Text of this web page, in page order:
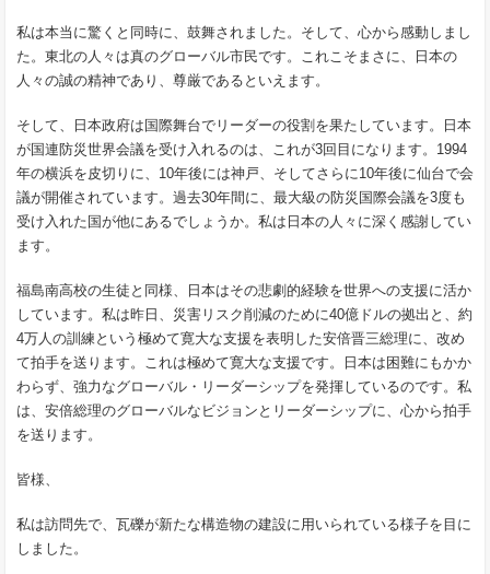
私は本当に驚くと同時に、鼓舞されました。そして、心から感動しまし
た。東北の人々は真のグローバル市民です。これこそまさに、日本の
人々の誠の精神であり、尊厳であるといえます。
そして、日本政府は国際舞台でリーダーの役割を果たしています。日本
が国連防災世界会議を受け入れるのは、これが3回目になります。1994
年の横浜を皮切りに、10年後には神戸、そしてさらに10年後に仙台で会
議が開催されています。過去30年間に、最大級の防災国際会議を3度も
受け入れた国が他にあるでしょうか。私は日本の人々に深く感謝してい
ます。
福島南高校の生徒と同様、日本はその悲劇的経験を世界への支援に活か
しています。私は昨日、災害リスク削減のために40億ドルの拠出と、約
4万人の訓練という極めて寛大な支援を表明した安倍晋三総理に、改め
て拍手を送ります。これは極めて寛大な支援です。日本は困難にもかか
わらず、強力なグローバル・リーダーシップを発揮しているのです。私
は、安倍総理のグローバルなビジョンとリーダーシップに、心から拍手
を送ります。
皆様、
私は訪問先で、瓦礫が新たな構造物の建設に用いられている様子を目に
しました。